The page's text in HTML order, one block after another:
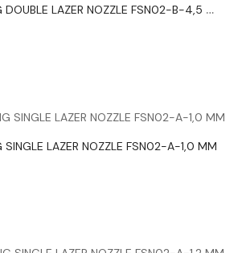
O
SPRI & WEIHONG DOUBLE LAZER NOZZLE FSN02-B-4,5 MM
SINGLE LAZER NOZZLE FSN02-A-1,0 MM